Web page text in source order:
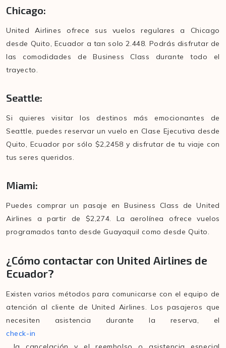
Chicago:
United Airlines ofrece sus vuelos regulares a Chicago
desde Quito, Ecuador a tan solo 2.448. Podrás disfrutar de
las comodidades de Business Class durante todo el
trayecto.
Seattle:
Si quieres visitar los destinos más emocionantes de
Seattle, puedes reservar un vuelo en Clase Ejecutiva desde
Quito, Ecuador por sólo $2,2458 y disfrutar de tu viaje con
tus seres queridos.
Miami:
Puedes comprar un pasaje en Business Class de United
Airlines a partir de $2,274. La aerolínea ofrece vuelos
programados tanto desde Guayaquil como desde Quito.
¿Cómo contactar con United Airlines de
Ecuador?
Existen varios métodos para comunicarse con el equipo de
atención al cliente de United Airlines. Los pasajeros que
necesiten asistencia durante la reserva, el
check-in